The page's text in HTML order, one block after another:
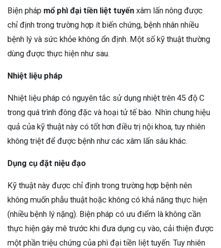
Biện pháp mổ phì đại tiền liệt tuyến xâm lấn nông được
chỉ định trong trường hợp ít biến chứng, bệnh nhân nhiều
bệnh lý và sức khỏe không ổn định. Một số kỹ thuật thường
dùng được thực hiện như sau.
Nhiệt liệu pháp
Nhiệt liệu pháp có nguyên tắc sử dụng nhiệt trên 45 độ C
trong quá trình đông đặc và hoại tử tế bào. Nhìn chung hiệu
quả của kỹ thuật này có tốt hơn điều trị nội khoa, tuy nhiên
không triệt để được bệnh như các xâm lấn sâu khác.
Dụng cụ đặt niệu đạo
Kỹ thuật này được chỉ định trong trường hợp bệnh nên
không muốn phẫu thuật hoặc không có khả năng thực hiện
(nhiều bệnh lý nặng). Biện pháp có ưu điểm là không cần
thực hiện gây mê trước khi đưa dụng cụ vào, cải thiện được
một phần triệu chứng của phì đại tiền liệt tuyến. Tuy nhiên